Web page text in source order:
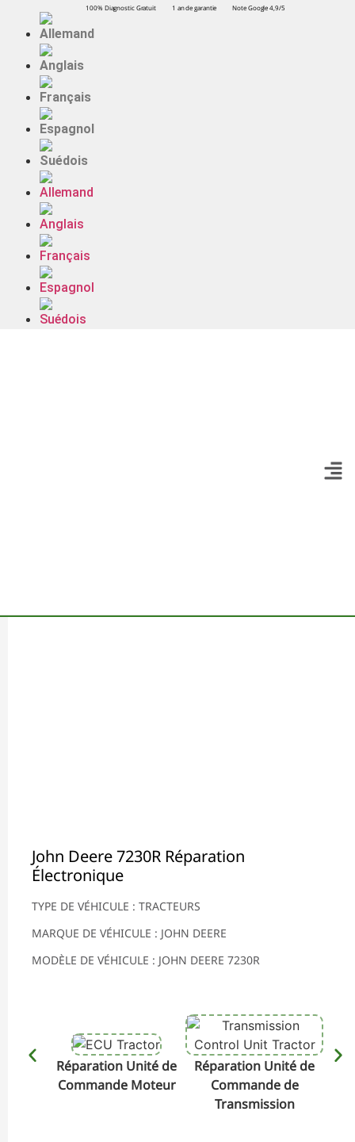
100% Diagnostic Gratuit 1 an de garantie Note Google 4,9/5
John Deere 7230R Réparation
Électronique
TYPE DE VÉHICULE : TRACTEURS
MARQUE DE VÉHICULE : JOHN DEERE
MODÈLE DE VÉHICULE : JOHN DEERE 7230R
Réparation Unité de
Commande Moteur
Réparation Unité de
Commande de
Transmission